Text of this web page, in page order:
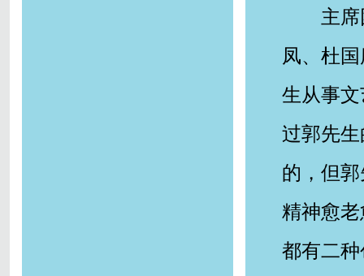
主
凤、杜
生从事
过郭先
的，但
精神愈
都有二